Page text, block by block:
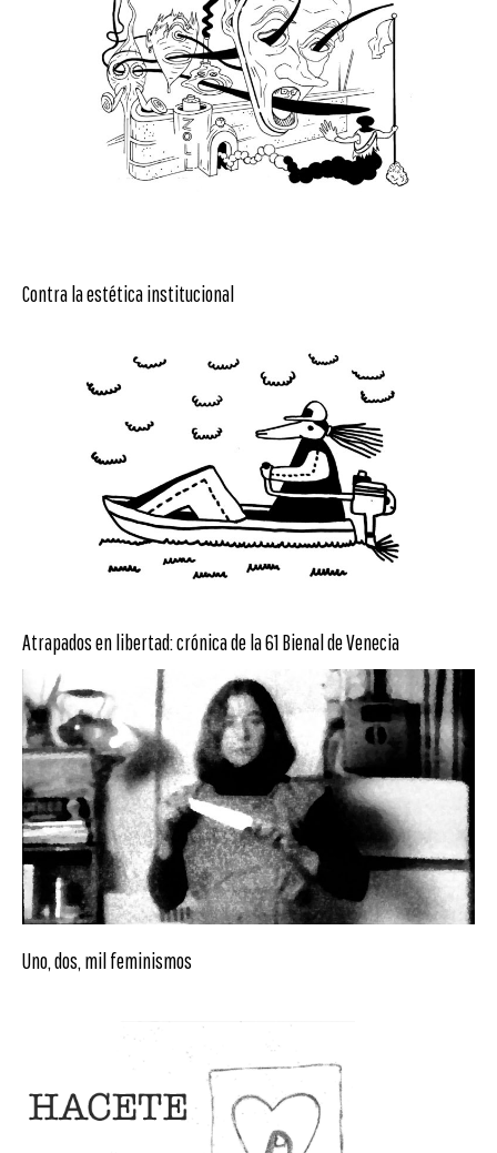
Contra la estética institucional
Atrapados en libertad: crónica de la 61 Bienal de Venecia
Uno, dos, mil feminismos